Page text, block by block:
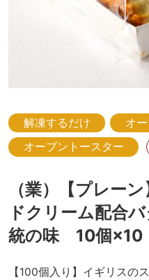
解凍するだけ
オ
オーブントースター
（業）【プレー
ドクリーム配合
統の味 10個×10
【100個入り】イギリスの